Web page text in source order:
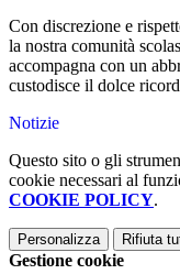
Con discrezione e
la nostra comunità
accompagna con un
custodisce il dolce
Notizie
Questo sito o gli
cookie necessari al
COOKIE POLICY.
Personalizza Rifiuta
Gestione cookie